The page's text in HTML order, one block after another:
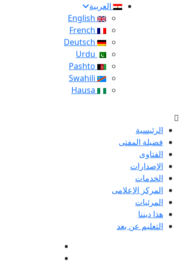
العربية
الرئيسية
فضيلة المفتى
الفتاوى
الإصدارات
الخدمات
المركز الإعلامى
المرئيات
هذا ديننا
التعليم عن بعد